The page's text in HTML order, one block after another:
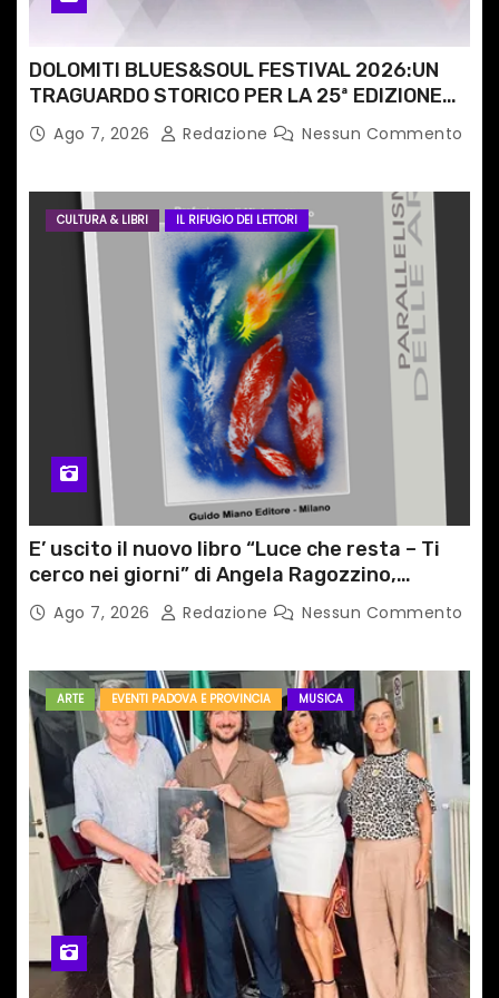
DOLOMITI BLUES&SOUL FESTIVAL 2026:UN
TRAGUARDO STORICO PER LA 25ª EDIZIONE
TRA LE CIME PATRIMONIO UNESCO
Ago 7, 2026 Redazione Nessun Commento
CULTURA & LIBRI IL RIFUGIO DEI LETTORI
E’ uscito il nuovo libro “Luce che resta – Ti
cerco nei giorni” di Angela Ragozzino,
medico primario di Capua
Ago 7, 2026 Redazione Nessun Commento
ARTE EVENTI PADOVA E PROVINCIA MUSICA